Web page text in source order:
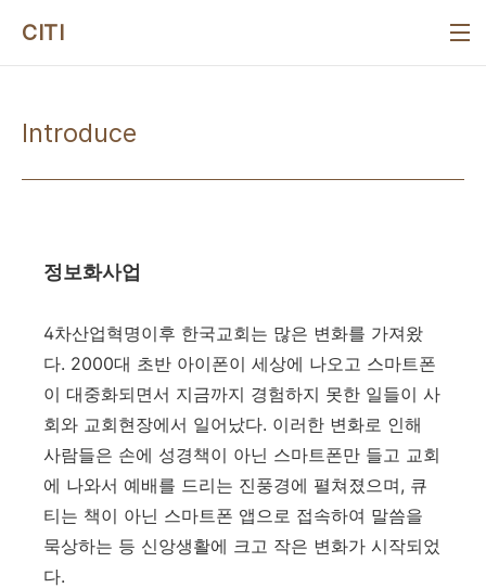
CITI
Introduce
정보화사업
4차산업혁명이후 한국교회는 많은 변화를 가져왔
다. 2000대 초반 아이폰이 세상에 나오고 스마트폰
이 대중화되면서 지금까지 경험하지 못한 일들이 사
회와 교회현장에서 일어났다. 이러한 변화로 인해
사람들은 손에 성경책이 아닌 스마트폰만 들고 교회
에 나와서 예배를 드리는 진풍경에 펼쳐졌으며, 큐
티는 책이 아닌 스마트폰 앱으로 접속하여 말씀을
묵상하는 등 신앙생활에 크고 작은 변화가 시작되었
다.